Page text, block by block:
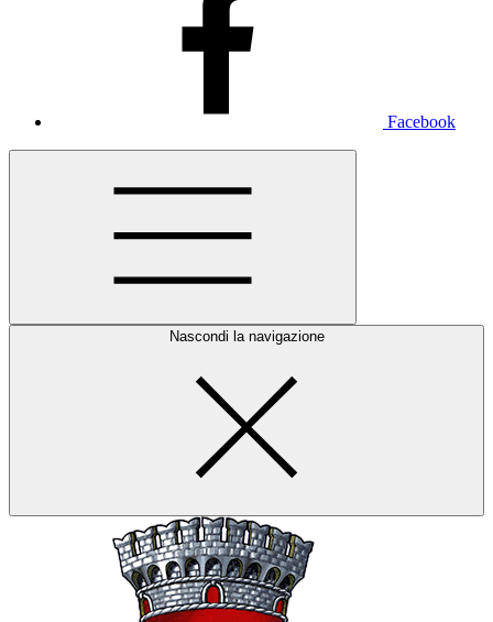
Facebook
Nascondi la navigazione